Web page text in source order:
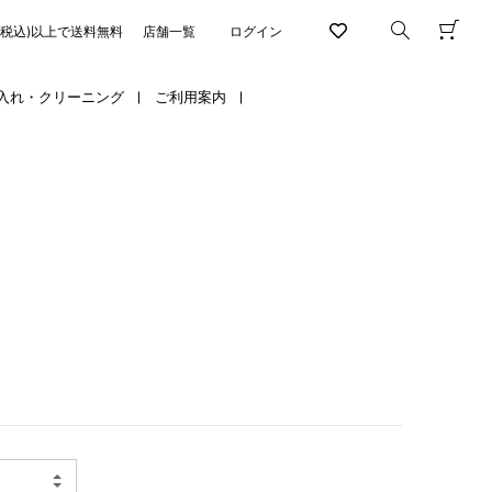
ログイン
込)以上で送料無料 店舗一覧
れ・クリーニング ご利用案内